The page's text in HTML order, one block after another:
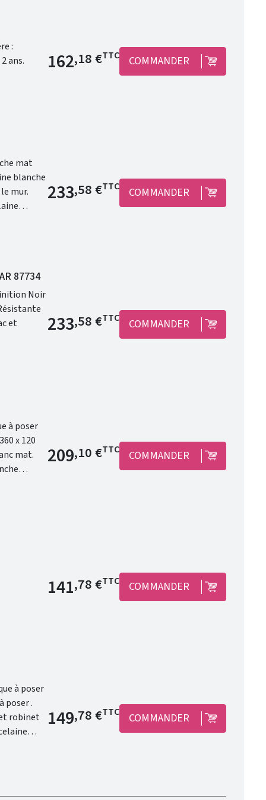
et sans siphon. Garantie 2 ans.
Prix de base
162,18 €TTC COMMANDER
mat
de
Prix de base
233,58 €TTC COMMANDER
87734
Noir
Prix de base
233,58 €TTC COMMANDER
Prix de base
209,10 €TTC COMMANDER
Prix de base
141,78 €TTC COMMANDER
Prix de base
149,78 €TTC COMMANDER